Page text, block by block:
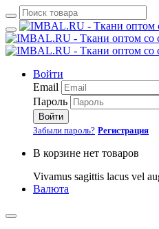
Войти
Email
Пароль
Войти
Забыли пароль? Регистрация
В корзине нет товаров
Vivamus sagittis lacus vel
Валюта